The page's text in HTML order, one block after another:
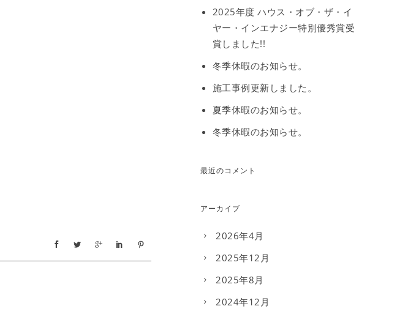
2025年度 ハウス・オブ・ザ・イ
ヤー・インエナジー特別優秀賞受
賞しました!!
冬季休暇のお知らせ。
施工事例更新しました。
夏季休暇のお知らせ。
冬季休暇のお知らせ。
最近のコメント
アーカイブ
2026年4月
2025年12月
2025年8月
2024年12月